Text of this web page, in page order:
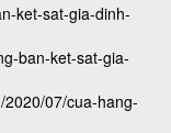
ket-sat-gia-dinh-
ban-ket-sat-gia-
07/cua-hang-